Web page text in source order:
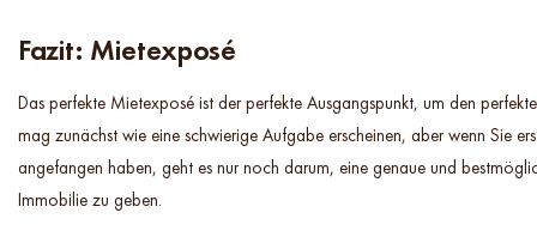
Fazit: Mietexposé
Das perfekte Mietexposé ist der perfekte Ausgangspunkt, um den
mag zunächst wie eine schwierige Aufgabe erscheinen, aber wenn Sie
angefangen haben, geht es nur noch darum, eine genaue und
Immobilie zu geben.